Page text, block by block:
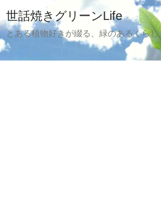
世話焼きグリーンLife
とある植物好きが綴る、緑のあるくらし